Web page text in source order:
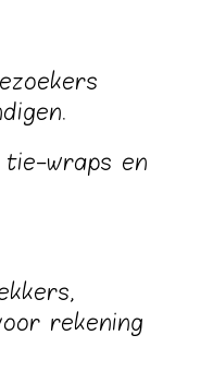
tie-wraps en
rekening